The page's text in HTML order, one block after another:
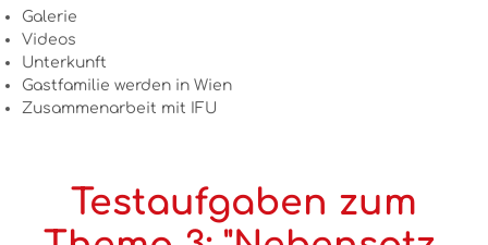
Galerie
Videos
Unterkunft
Gastfamilie werden in Wien
Zusammenarbeit mit IFU
Testaufgaben zum